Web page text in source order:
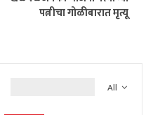
पत्नीचा गोळीबारात मृत्यू
All